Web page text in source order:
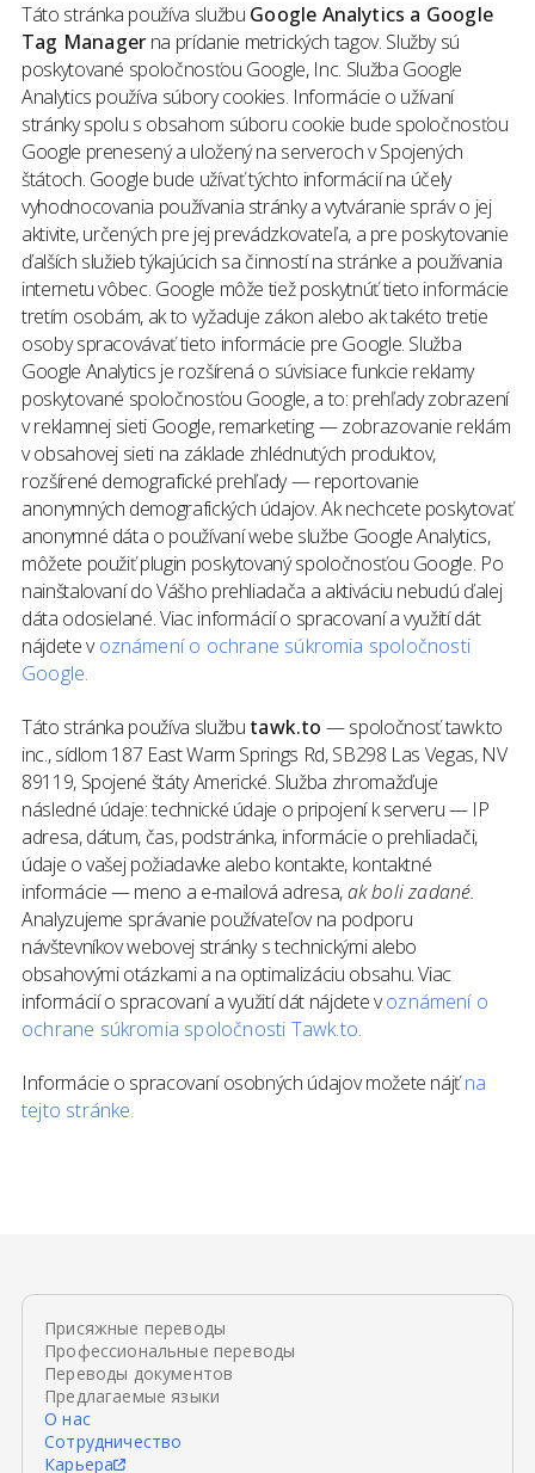
Táto stránka používa službu Google Analytics a Google
Tag Manager na prídanie metrických tagov. Služby sú
poskytované spoločnosťou Google, Inc. Služba Google
Analytics používa súbory cookies. Informácie o užívaní
stránky spolu s obsahom súboru cookie bude spoločnosťou
Google prenesený a uložený na serveroch v Spojených
štátoch. Google bude užívať týchto informácií na účely
vyhodnocovania používania stránky a vytváranie správ o jej
aktivite, určených pre jej prevádzkovateľa, a pre poskytovanie
ďalších služieb týkajúcich sa činností na stránke a používania
internetu vôbec. Google môže tiež poskytnúť tieto informácie
tretím osobám, ak to vyžaduje zákon alebo ak takéto tretie
osoby spracovávať tieto informácie pre Google. Služba
Google Analytics je rozšírená o súvisiace funkcie reklamy
poskytované spoločnosťou Google, a to: prehľady zobrazení
v reklamnej sieti Google, remarketing — zobrazovanie reklám
v obsahovej sieti na základe zhlédnutých produktov, ​​
rozšírené demografické prehľady — reportovanie
anonymných demografických údajov. Ak nechcete poskytovať
anonymné dáta o používaní webe službe Google Analytics,
môžete použiť plugin poskytovaný spoločnosťou Google. Po
nainštalovaní do Vášho prehliadača a aktiváciu nebudú ďalej
dáta odosielané. Viac informácií o spracovaní a využití dát
nájdete v oznámení o ochrane súkromia spoločnosti
Google.
Táto stránka používa službu tawk.to — spoločnosť tawk.to
inc., sídlom 187 East Warm Springs Rd, SB298 Las Vegas, NV
89119, Spojené štáty Americké. Služba zhromažďuje
následné údaje: technické údaje o pripojení k serveru — IP
adresa, dátum, čas, podstránka, informácie o prehliadači,
údaje o vašej požiadavke alebo kontakte, kontaktné
informácie — meno a e-mailová adresa,ak boli zadané.
Analyzujeme správanie používateľov na podporu
návštevníkov webovej stránky s technickými alebo
obsahovými otázkami a na optimalizáciu obsahu. Viac
informácií o spracovaní a využití dát nájdete v oznámení o
ochrane súkromia spoločnosti Tawk.to.
Informácie o spracovaní osobných údajov možete nájť na
tejto stránke.
Присяжные переводы
Профессиональные переводы
Переводы документов
Предлагаемые языки
О нас
Сотрудничество
Карьера